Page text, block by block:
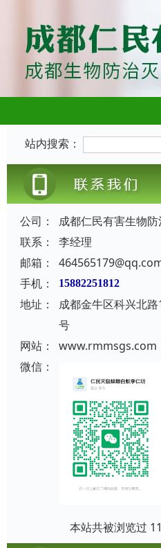
站内搜索：
公司：
成都仁民有害生物
联系：
李经理
邮箱：
手机：
15882251812
地址：
成都金牛区科兴北
号
网站：
www.rmmsgs.com
微信：
本站共被浏览过